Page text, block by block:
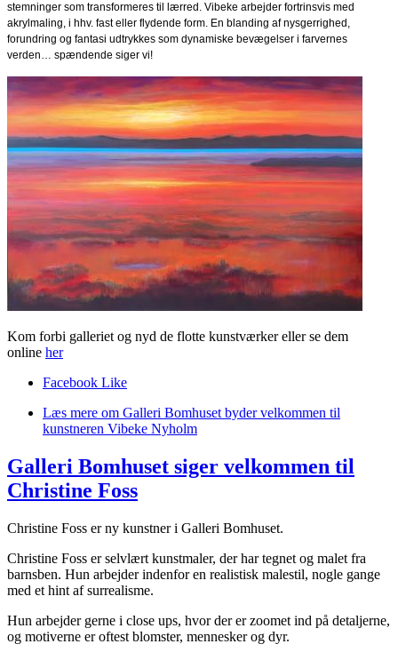
stemninger som transformeres til lærred. Vibeke arbejder fortrinsvis med
akrylmaling, i hhv. fast eller flydende form. En blanding af nysgerrighed,
forundring og fantasi udtrykkes som dynamiske bevægelser i farvernes
verden… spændende siger vi!
Kom forbi galleriet og nyd de flotte kunstværker eller se dem
online her
Facebook Like
Læs mere om Galleri Bomhuset byder velkommen til
kunstneren Vibeke Nyholm
Galleri Bomhuset siger velkommen til
Christine Foss
Christine Foss er ny kunstner i Galleri Bomhuset.
Christine Foss er selvlært kunstmaler, der har tegnet og malet fra
barnsben. Hun arbejder indenfor en realistisk malestil, nogle gange
med et hint af surrealisme.
Hun arbejder gerne i close ups, hvor der er zoomet ind på detaljerne,
og motiverne er oftest blomster, mennesker og dyr.